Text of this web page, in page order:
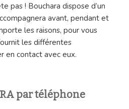
pas ! Bouchara dispose d’un
avant, pendant et
les raisons, pour vous
les différentes
en contact avec eux.
par téléphone